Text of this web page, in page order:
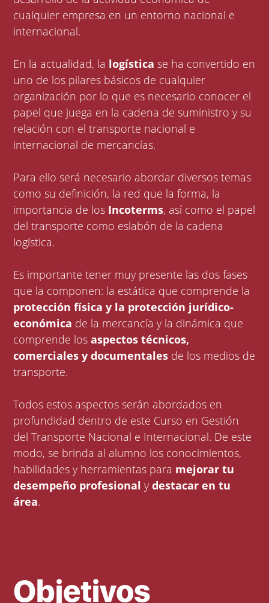
cualquier empresa en un entorno nacional e
internacional.
En la actualidad, la logística se ha convertido en
uno de los pilares básicos de cualquier
organización por lo que es necesario conocer el
papel que juega en la cadena de suministro y su
relación con el transporte nacional e
internacional de mercancías.
Para ello será necesario abordar diversos temas
como su definición, la red que la forma, la
importancia de los Incoterms, así como el papel
del transporte como eslabón de la cadena
logística.
Es importante tener muy presente las dos fases
que la componen: la estática que comprende la
protección física y la protección jurídico-
económica de la mercancía y la dinámica que
comprende losaspectos técnicos,
comerciales y documentales de los medios de
transporte.
Todos estos aspectos serán abordados en
profundidad dentro de este Curso en Gestión
del Transporte Nacional e Internacional. De este
modo, se brinda al alumno los conocimientos,
habilidades y herramientas para mejorar tu
desempeño profesional ydestacar en tu
área.
Objetivos